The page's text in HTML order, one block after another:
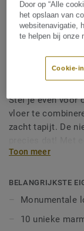
Kamerbreed tapijt|
DESSO
Sense
Stel je even voor
vloer te
zacht tapijt. De
kleuren en
alsof er een
ligt of maak een
Toon meer
BELANGRIJKSTE
Monumentale
10 unieke
Door op “Alle
het opslaan van
websitenavigatie,
te helpen bij onze
Cookie-